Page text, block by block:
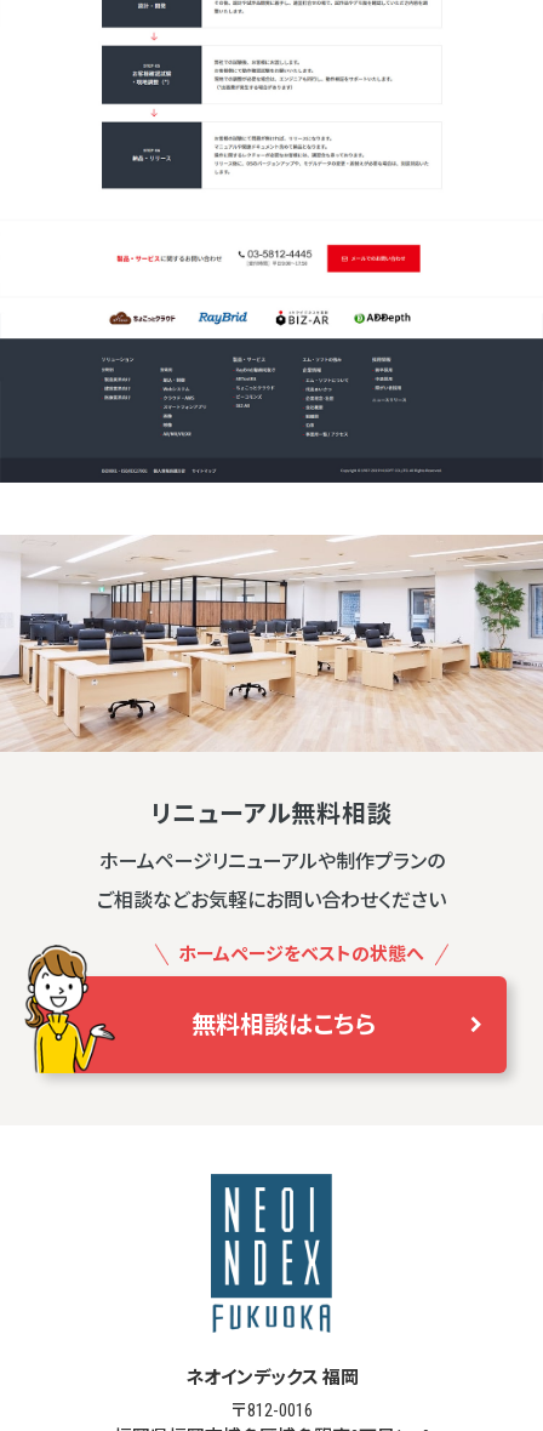
リニューアル無料相談
ホームページリニューアルや制作プランの
ご相談などお気軽にお問い合わせください
ホームページをベストの状態へ
無料相談はこちら
ネオインデックス 福岡
〒812-0016